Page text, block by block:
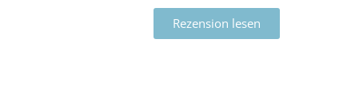
Rezension lesen